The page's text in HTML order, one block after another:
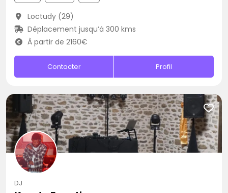
Loctudy (29)
Déplacement jusqu’à 300 kms
À partir de 2160€
Contacter Profil
DJ